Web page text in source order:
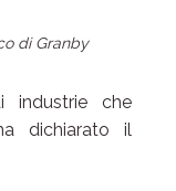
di Granby
industrie che
dichiarato il